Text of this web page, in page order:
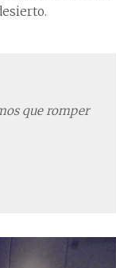
que romper